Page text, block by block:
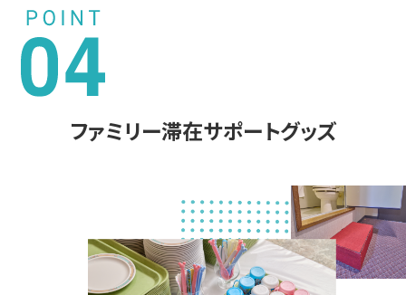
ファミリー滞在サポートグッズ